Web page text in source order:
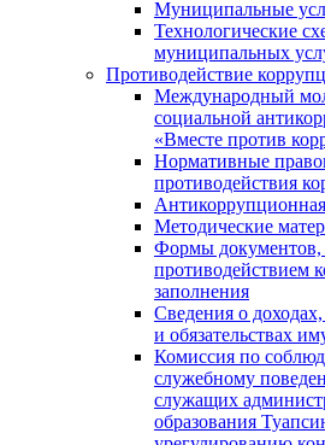
Муниципальные
Технологические
муниципальных
Противодействие
Международный
социальной
«Вместе против
Нормативные
противодействия
Антикоррупционная
Методические
Формы документов,
противодействием
заполнения
Сведения о
и обязательствах
Комиссия по
служебному
служащих
образования